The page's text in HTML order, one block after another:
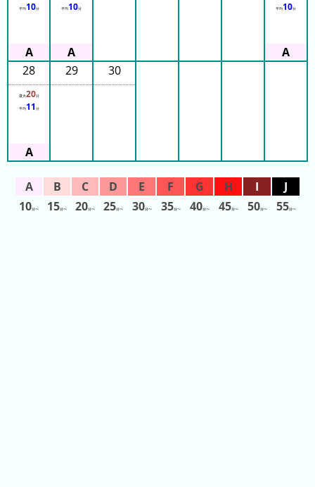
6
前
前
2026
年
平均10分 平均10分 平均10分
28
最大20分
平均11 分
29 30
10分〜 15分〜 20分〜 25分〜 30分〜 35分〜 40分〜 45分〜 50分〜 55分〜